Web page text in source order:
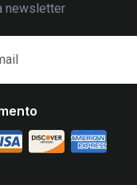
newsletter